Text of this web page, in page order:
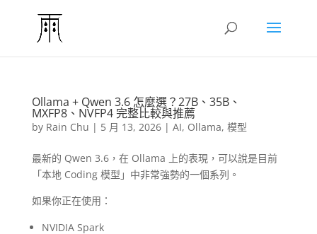
Ollama + Qwen 3.6 怎麼選？27B、35B、
MXFP8、NVFP4 完整比較與推薦
by Rain Chu | 5 月 13, 2026| AI, Ollama, 模型
最新的 Qwen 3.6，在 Ollama 上的表現，可以說是目前
「本地 Coding 模型」中非常強勢的一個系列。
如果你正在使用：
NVIDIA Spark